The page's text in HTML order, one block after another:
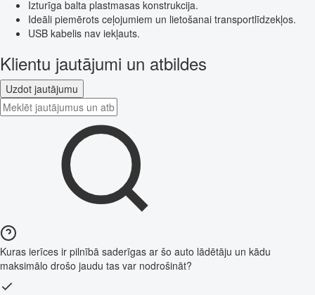
Izturīga balta plastmasas konstrukcija.
Ideāli piemērots ceļojumiem un lietošanai transportlīdzekļos.
USB kabelis nav iekļauts.
Klientu jautājumi un atbildes
Uzdot jautājumu
Kuras ierīces ir pilnībā saderīgas ar šo auto lādētāju un kādu
maksimālo drošo jaudu tas var nodrošināt?